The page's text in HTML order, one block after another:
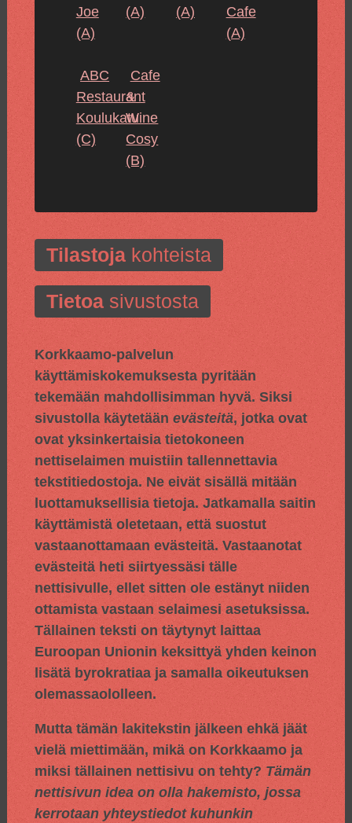
Joe
(A)
(A)
(A)
Cafe
(A)
ABC
Restaurant
Koulukatu
(C)
Cafe
&
Wine
Cosy
(B)
Tilastojakohteista
Tietoasivustosta
Korkkaamo-palvelun
käyttämiskokemuksesta pyritään
tekemään mahdollisimman hyvä. Siksi
sivustolla käytetään evästeitä, jotka ovat
ovat yksinkertaisia tietokoneen
nettiselaimen muistiin tallennettavia
tekstitiedostoja. Ne eivät sisällä mitään
luottamuksellisia tietoja. Jatkamalla saitin
käyttämistä oletetaan, että suostut
vastaanottamaan evästeitä. Vastaanotat
evästeitä heti siirtyessäsi tälle
nettisivulle, ellet sitten ole estänyt niiden
ottamista vastaan selaimesi asetuksissa.
Tällainen teksti on täytynyt laittaa
Euroopan Unionin keksittyä yhden keinon
lisätä byrokratiaa ja samalla oikeutuksen
olemassaololleen.
Mutta tämän lakitekstin jälkeen ehkä jäät
vielä miettimään, mikä on Korkkaamo ja
miksi tällainen nettisivu on tehty? Tämän
nettisivun idea on olla hakemisto, jossa
kerrotaan yhteystiedot kuhunkin